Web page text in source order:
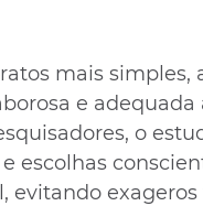
mais simples,
e
o
escolhas
evitando